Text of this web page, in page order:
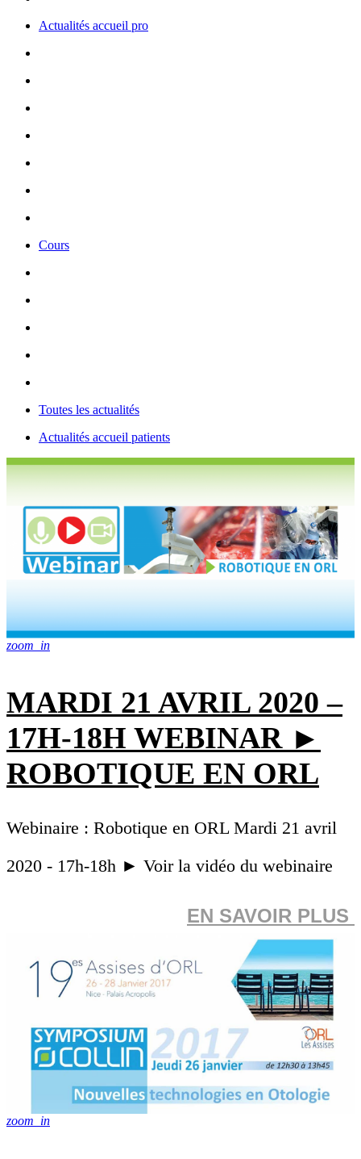
Actualités accueil pro
Cours
Toutes les actualités
Actualités accueil patients
zoom_in
MARDI 21 AVRIL 2020 –
17H-18H WEBINAR ►
ROBOTIQUE EN ORL
Webinaire : Robotique en ORL Mardi 21 avril
2020 - 17h-18h ► Voir la vidéo du webinaire
EN SAVOIR PLUS
zoom_in